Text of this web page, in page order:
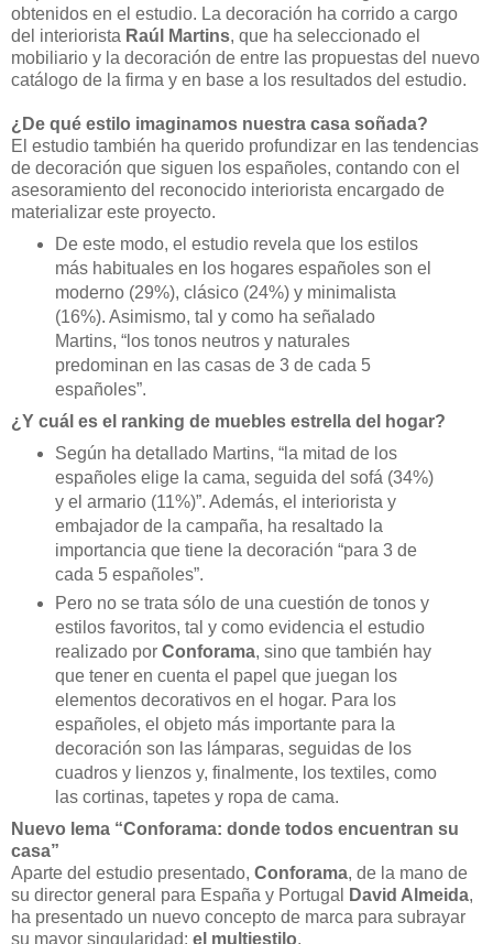
obtenidos en el estudio. La decoración ha corrido a cargo
del interiorista Raúl Martins, que ha seleccionado el
mobiliario y la decoración de entre las propuestas del nuevo
catálogo de la firma y en base a los resultados del estudio.
¿De qué estilo imaginamos nuestra casa soñada?
El estudio también ha querido profundizar en las tendencias
de decoración que siguen los españoles, contando con el
asesoramiento del reconocido interiorista encargado de
materializar este proyecto.
De este modo, el estudio revela que los estilos
más habituales en los hogares españoles son el
moderno (29%), clásico (24%) y minimalista
(16%). Asimismo, tal y como ha señalado
Martins, “los tonos neutros y naturales
predominan en las casas de 3 de cada 5
españoles”.
¿Y cuál es el ranking de muebles estrella del hogar?
Según ha detallado Martins, “la mitad de los
españoles elige la cama, seguida del sofá (34%)
y el armario (11%)”. Además, el interiorista y
embajador de la campaña, ha resaltado la
importancia que tiene la decoración “para 3 de
cada 5 españoles”.
Pero no se trata sólo de una cuestión de tonos y
estilos favoritos, tal y como evidencia el estudio
realizado por Conforama, sino que también hay
que tener en cuenta el papel que juegan los
elementos decorativos en el hogar. Para los
españoles, el objeto más importante para la
decoración son las lámparas, seguidas de los
cuadros y lienzos y, finalmente, los textiles, como
las cortinas, tapetes y ropa de cama.
Nuevo lema “Conforama: donde todos encuentran su
casa”
Aparte del estudio presentado, Conforama, de la mano de
su director general para España y Portugal
David Almeida,
ha presentado un nuevo concepto de marca para subrayar
su mayor singularidad: el multiestilo.